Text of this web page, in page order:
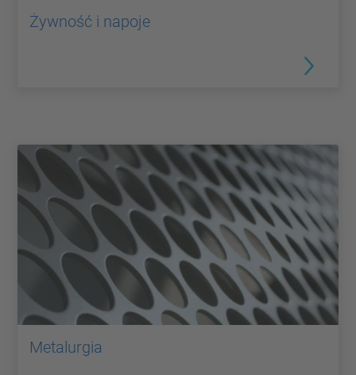
Żywność i napoje
Metalurgia